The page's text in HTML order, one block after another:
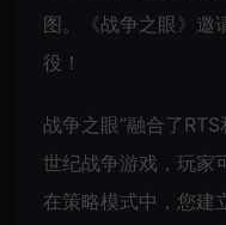
图。《战争之眼》邀
役！
战争之眼”融合了
世纪战争游戏，玩家
在策略模式中，您建